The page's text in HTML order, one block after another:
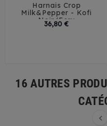
Harnais Crop
Milk&Pepper - Kofi
Noir/Ecru
36,80 €
16 AUTRES
